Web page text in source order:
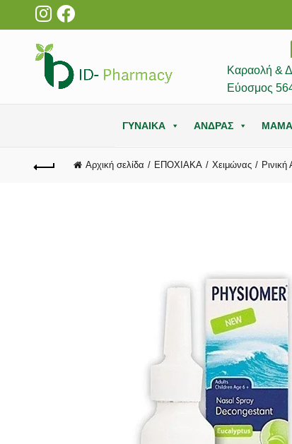
Καραολή &
Εύοσμος
ΓΥΝΑΙΚΑ ΑΝΔΡΑΣ ΜΑΜΑ
Αρχική σελίδα ΕΠΟΧΙΑΚΑ Χειμώνας